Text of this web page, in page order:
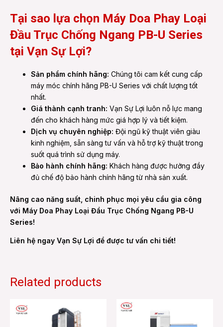
Tại sao lựa chọn Máy Doa Phay Loại
Đầu Trục Chống Ngang PB-U Series
tại Vạn Sự Lợi?
Sản phẩm chính hãng: Chúng tôi cam kết cung cấp
máy móc chính hãng PB-U Series với chất lượng tốt
nhất.
Giá thành cạnh tranh: Vạn Sự Lợi luôn nỗ lực mang
đến cho khách hàng mức giá hợp lý và tiết kiệm.
Dịch vụ chuyên nghiệp: Đội ngũ kỹ thuật viên giàu
kinh nghiệm, sẵn sàng tư vấn và hỗ trợ kỹ thuật trong
suốt quá trình sử dụng máy.
Bảo hành chính hãng: Khách hàng được hưởng đầy
đủ chế độ bảo hành chính hãng từ nhà sản xuất.
Nâng cao năng suất, chinh phục mọi yêu cầu gia công
với Máy Doa Phay Loại Đầu Trục Chống Ngang PB-U
Series!
Liên hệ ngay Vạn Sự Lợi để được tư vấn chi tiết!
Related products